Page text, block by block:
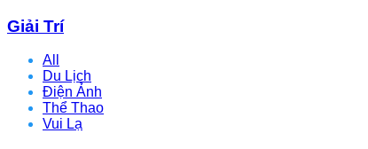
Giải Trí
All
Du Lịch
Điện Ảnh
Thể Thao
Vui Lạ